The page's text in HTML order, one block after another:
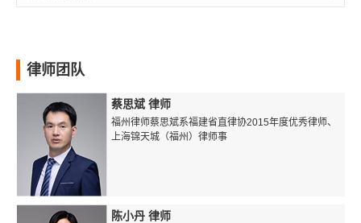
索：
律师团队
蔡思斌 律师
福州律师蔡思斌系福建省直律协2015年度优秀律师、
上海锦天城（福州）律师事
陈小丹 律师